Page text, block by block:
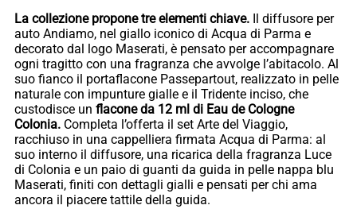
La collezione propone tre elementi chiave. Il diffusore per
auto Andiamo, nel giallo iconico di Acqua di Parma e
decorato dal logo Maserati, è pensato per accompagnare
ogni tragitto con una fragranza che avvolge l’abitacolo. Al
suo fianco il portaflacone Passepartout, realizzato in pelle
naturale con impunture gialle e il Tridente inciso, che
custodisce un flacone da 12 ml di Eau de Cologne
Colonia. Completa l’offerta il set Arte del Viaggio,
racchiuso in una cappelliera firmata Acqua di Parma: al
suo interno il diffusore, una ricarica della fragranza Luce
di Colonia e un paio di guanti da guida in pelle nappa blu
Maserati, finiti con dettagli gialli e pensati per chi ama
ancora il piacere tattile della guida.